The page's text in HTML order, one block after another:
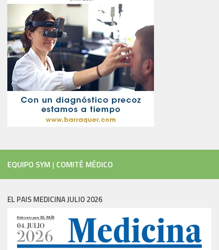
EQUIPO SYM | COMITÉ MÉDICO
EL PAIS MEDICINA JULIO 2026